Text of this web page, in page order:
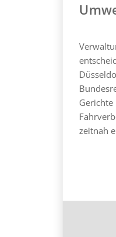
zeitnah